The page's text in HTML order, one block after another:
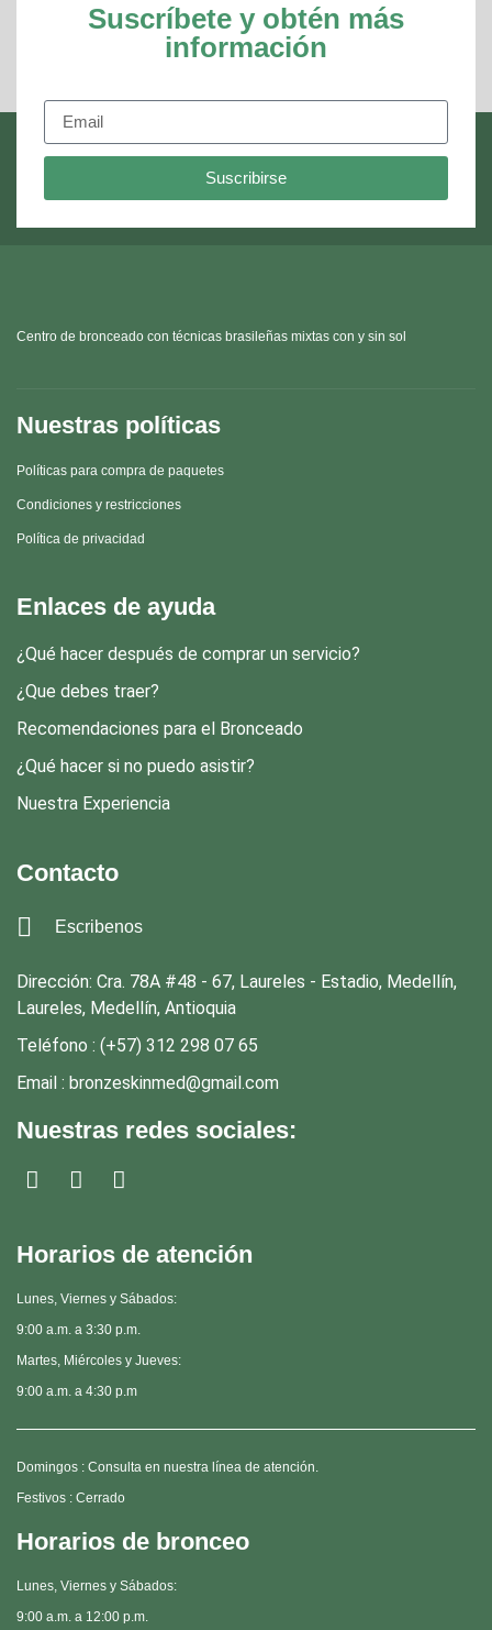
Suscríbete y obtén más
información
Suscribirse
Centro de bronceado con técnicas brasileñas mixtas con y sin sol
Nuestras políticas
Políticas para compra de paquetes
Condiciones y restricciones
Política de privacidad
Enlaces de ayuda
¿Qué hacer después de comprar un servicio?
¿Que debes traer?
Recomendaciones para el Bronceado
¿Qué hacer si no puedo asistir?
Nuestra Experiencia
Contacto
Escribenos
Dirección: Cra. 78A #48 - 67, Laureles - Estadio, Medellín,
Laureles, Medellín, Antioquia
Teléfono : (+57) 312 298 07 65
Email : bronzeskinmed@gmail.com
Nuestras redes sociales:
Horarios de atención
Lunes, Viernes y Sábados:
9:00 a.m. a 3:30 p.m.
Martes, Miércoles y Jueves:
9:00 a.m. a 4:30 p.m
Domingos : Consulta en nuestra línea de atención.
Festivos : Cerrado
Horarios de bronceo
Lunes, Viernes y Sábados:
9:00 a.m. a 12:00 p.m.